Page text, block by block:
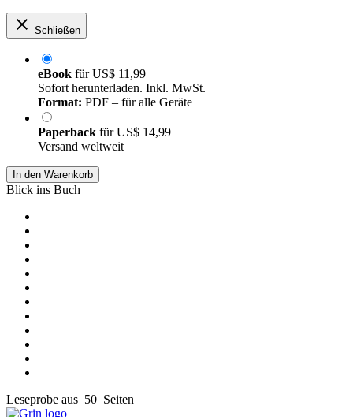
Schließen
eBook fürUS$ 11,99
Sofort herunterladen. Inkl. MwSt.
Format: PDF – für alle Geräte
Paperback fürUS$ 14,99
Versand weltweit
In den Warenkorb
Blick ins Buch
Leseprobe aus 50 Seiten